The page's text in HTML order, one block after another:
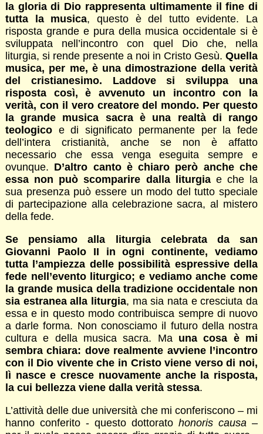
la gloria di Dio rappresenta ultimamente il fine di
tutta la musica, questo è del tutto evidente. La
risposta grande e pura della musica occidentale si è
sviluppata nell’incontro con quel Dio che, nella
liturgia, si rende presente a noi in Cristo Gesù.Quella
musica, per me, è una dimostrazione della verità
del cristianesimo. Laddove si sviluppa una
risposta così, è avvenuto un incontro con la
verità, con il vero creatore del mondo. Per questo
la grande musica sacra è una realtà di rango
teologico e di significato permanente per la fede
dell’intera cristianità, anche se non è affatto
necessario che essa venga eseguita sempre e
ovunque. D’altro canto è chiaro però anche che
essa non può scomparire dalla liturgia e che la
sua presenza può essere un modo del tutto speciale
di partecipazione alla celebrazione sacra, al mistero
della fede.
Se pensiamo alla liturgia celebrata da san
Giovanni Paolo II in ogni continente, vediamo
tutta l’ampiezza delle possibilità espressive della
fede nell’evento liturgico; e vediamo anche come
la grande musica della tradizione occidentale non
sia estranea alla liturgia, ma sia nata e cresciuta da
essa e in questo modo contribuisca sempre di nuovo
a darle forma. Non conosciamo il futuro della nostra
cultura e della musica sacra. Ma una cosa è mi
sembra chiara: dove realmente avviene l’incontro
con il Dio vivente che in Cristo viene verso di noi,
lì nasce e cresce nuovamente anche la risposta,
la cui bellezza viene dalla verità stessa.
L’attività delle due università che mi conferiscono – mi
hanno conferito - questo dottoratohonoris causa –